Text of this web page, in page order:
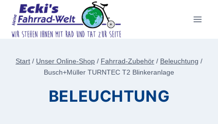
Inhalt
springen
Start / Unser Online-Shop / Fahrrad-Zubehör / Beleuchtung /
Busch+Müller TURNTEC T2 Blinkeranlage
BELEUCHTUNG